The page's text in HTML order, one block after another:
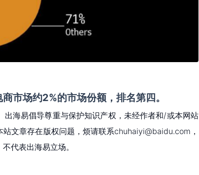
市场约2%的市场份额，排名第四。
海易倡导尊重与保护知识产权，未经作者和/或本网站
文章存在版权问题，烦请联系chuhaiyi@baidu.com，
代表出海易立场。